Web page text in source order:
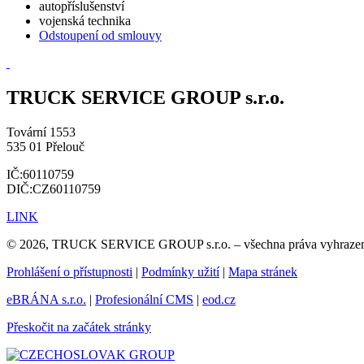
autopříslušenství
vojenská technika
Odstoupení od smlouvy
TRUCK SERVICE GROUP s.r.o.
Tovární 1553
535 01 Přelouč
IČ:60110759
DIČ:CZ60110759
LINK
© 2026, TRUCK SERVICE GROUP s.r.o. – všechna práva
Prohlášení o přístupnosti | Podmínky užití| Mapa stránek
eBRÁNA s.r.o. | Profesionální CMS | eod.cz
Přeskočit na začátek stránky